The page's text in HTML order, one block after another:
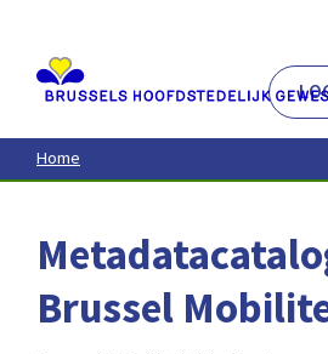
contenu
principal
Home
Brussel